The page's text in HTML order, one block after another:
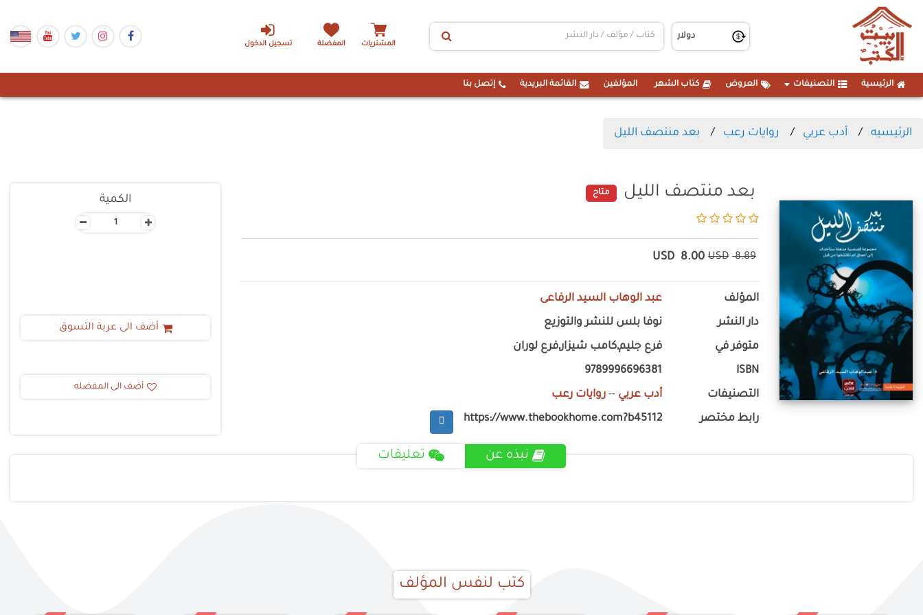
تسجيل الدخول المشتريات المفضلة
الرئيسية التصنيفات العروض كتاب الشهر المؤلفين القائمة البريدية إتصل بنا
الرئيسيه أدب عربي روايات رعب بعد منتصف الليل
بعد منتصف الليل متاح
8.89
USD
8.00
USD
المؤلف عبد الوهاب السيد الرفاعى
دار النشر نوفا بلس للنشر والتوزيع
متوفر في فرع جليم,كامب شيزار,فرع لوران
ISBN
9789996696381
التصنيفات أدب عربي -- روايات رعب
رابط مختصر https://www.thebookhome.com?b45112
الكمية
- +
أضف الى عربة التسوق
أضف الى المفضله
نبذه عن تعليقات
كتب لنفس المؤلف